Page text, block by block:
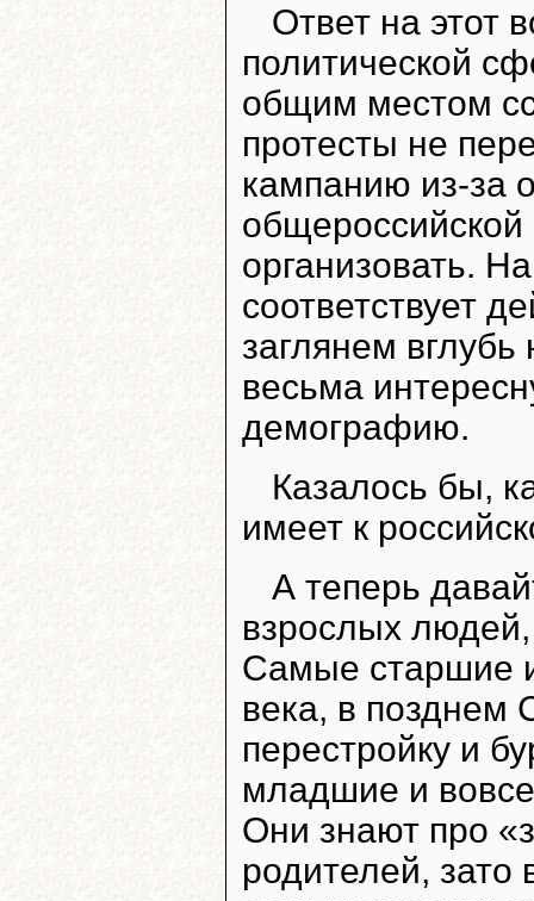
Ответ на этот
политической
общим местом
протесты не
кампанию из-за
общероссийской
организовать.
соответствует
заглянем
весьма
демографию.
Казалось бы,
имеет к
А теперь
взрослых
Самые старшие
века, в
перестройку и
младшие и
Они знают про
родителей, зато